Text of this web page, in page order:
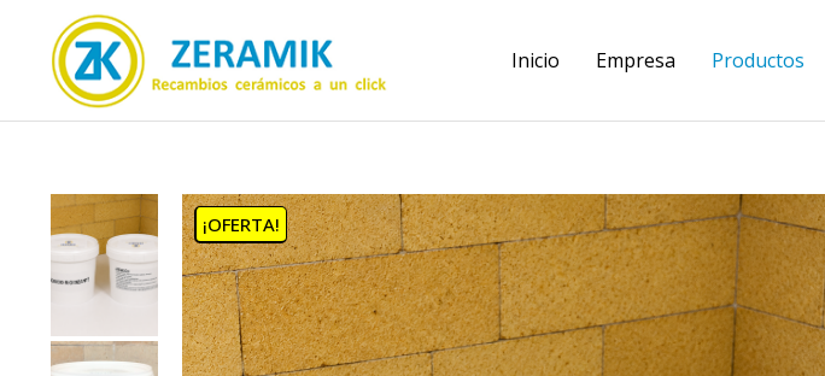
Inicio Empresa Productos
¡OFERTA!